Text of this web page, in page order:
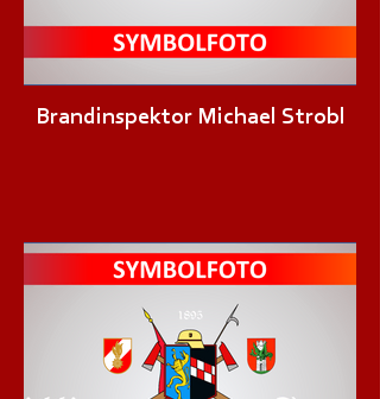
Brandinspektor Michael Strobl